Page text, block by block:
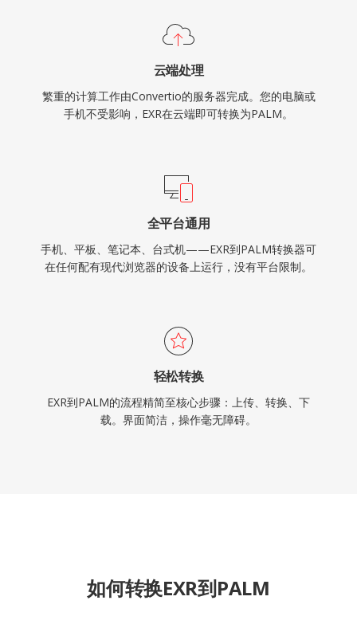
云端处理
繁重的计算工作由Convertio的服务器完成。您的电脑或
手机不受影响，EXR在云端即可转换为PALM。
全平台通用
手机、平板、笔记本、台式机——EXR到PALM转换器可
在任何配有现代浏览器的设备上运行，没有平台限制。
轻松转换
EXR到PALM的流程精简至核心步骤：上传、转换、下
载。界面简洁，操作毫无障碍。
如何转换EXR到PALM